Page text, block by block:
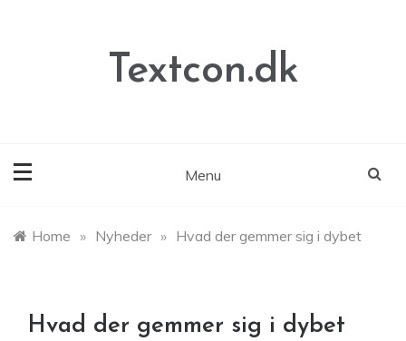
Textcon.dk
Menu
Home » Nyheder » Hvad der gemmer sig i dybet
Hvad der gemmer sig i dybet